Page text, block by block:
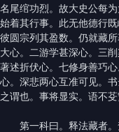
名尾绾功烈。故大史公每
始着其行事。此无他德行
彼圆宗列其盈数。仍就藏
大心。二游学甚深心。三
著述折伏心。七修身善巧
心。深悲两心互准可见。
之谓也。事将显实。语不
第一科曰。释法藏者。